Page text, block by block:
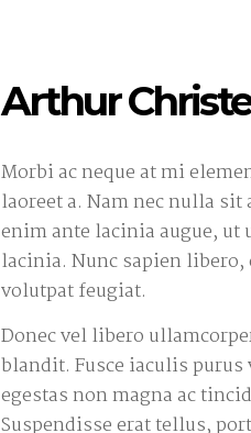
Arthur
Morbi ac neque at mi
laoreet a. Nam nec nulla
enim ante lacinia augue,
lacinia. Nunc sapien
volutpat feugiat.
Donec vel libero
blandit. Fusce iaculis
egestas non magna ac
Suspendisse erat tellus,